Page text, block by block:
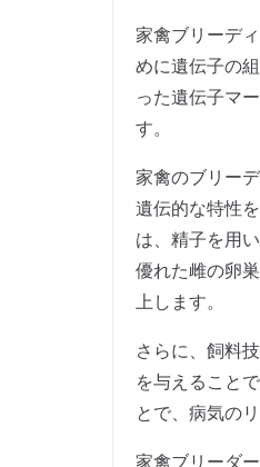
家禽ブリーデ
めに遺伝子の
った遺伝子マ
す。
家禽のブリー
遺伝的な特性
は、精子を用
優れた雌の卵
上します。
さらに、飼料
を与えること
とで、病気の
家禽ブリーダ